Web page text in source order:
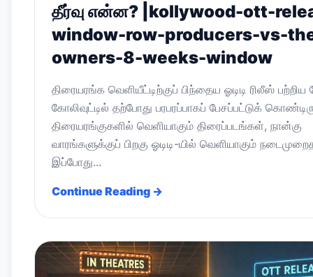
தீர்வு என்ன? |kollywood-ott-
window-row-producers-vs-
owners-8-weeks-window
திரையரங்க வெளியீட்டிற்குப் பிந்தைய ஓடிடி ரிலீஸ் பற்றிய
கோலிவுட்டில் தற்போது பரபரப்பாகப் பேசப்பட்டுக்
திரையரங்குகளில் வெளியாகும் திரைப்படங்கள், நான்கு
வாரங்களுக்குப் பிறகு ஓடிடி-யில் வெளியாகும்
இப்போது...
Continue Reading →